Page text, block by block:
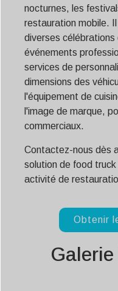
nocturnes, les
restauration mobile.
diverses célébrations
événements
services de
dimensions des
l'équipement de
l'image de marque,
commerciaux.
Contactez-nous dès
solution de food
activité de
Obtenir